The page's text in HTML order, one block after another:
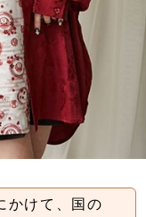
かけて、国の